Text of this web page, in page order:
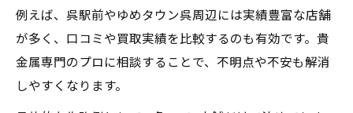
例えば、呉駅前やゆめタウン呉周辺には実績豊富な店舗
が多く、口コミや買取実績を比較するのも有効です。貴
金属専門のプロに相談することで、不明点や不安も解消
しやすくなります。